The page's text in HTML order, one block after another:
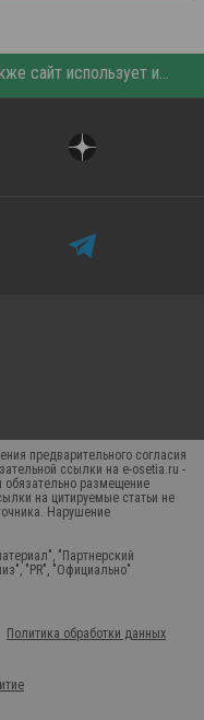
предварительного согласия
ссылки на e-osetia.ru -
обязательно размещение
на цитируемые статьи не
Нарушение
"Партнерский
"PR", "Официально"
Политика обработки данных